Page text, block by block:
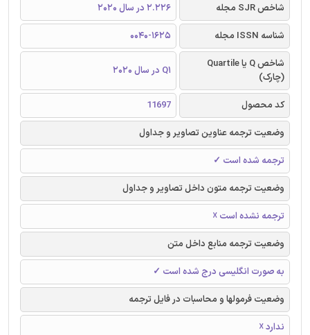
شاخص SJR مجله
2.226 در سال 2020
شناسه ISSN مجله
0040-1625
شاخص Q یا Quartile
(چارک)
Q1 در سال 2020
کد محصول
11697
وضعیت ترجمه عناوین تصاویر و جداول
ترجمه شده است ✓
وضعیت ترجمه متون داخل تصاویر و جداول
ترجمه نشده است ☓
وضعیت ترجمه منابع داخل متن
به صورت انگلیسی درج شده است ✓
وضعیت فرمولها و محاسبات در فایل ترجمه
ندارد ☓